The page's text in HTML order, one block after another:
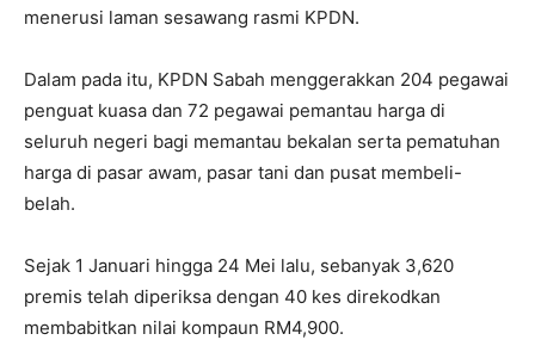
menerusi laman sesawang rasmi KPDN.
Dalam pada itu, KPDN Sabah menggerakkan 204 pegawai
penguat kuasa dan 72 pegawai pemantau harga di
seluruh negeri bagi memantau bekalan serta pematuhan
harga di pasar awam, pasar tani dan pusat membeli-
belah.
Sejak 1 Januari hingga 24 Mei lalu, sebanyak 3,620
premis telah diperiksa dengan 40 kes direkodkan
membabitkan nilai kompaun RM4,900.